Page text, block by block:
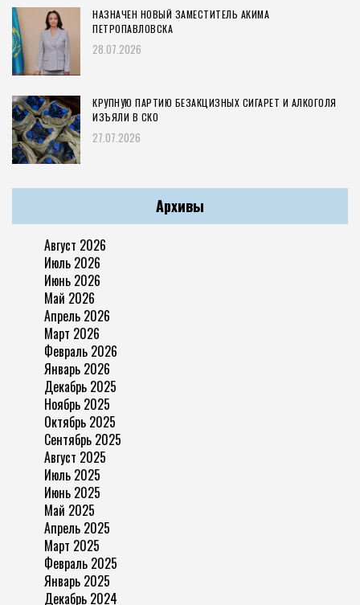
НАЗНАЧЕН НОВЫЙ ЗАМЕСТИТЕЛЬ АКИМА
ПЕТРОПАВЛОВСКА
28.07.2026
КРУПНУЮ ПАРТИЮ БЕЗАКЦИЗНЫХ СИГАРЕТ И АЛКОГОЛЯ
ИЗЪЯЛИ В СКО
27.07.2026
Архивы
Август 2026
Июль 2026
Июнь 2026
Май 2026
Апрель 2026
Март 2026
Февраль 2026
Январь 2026
Декабрь 2025
Ноябрь 2025
Октябрь 2025
Сентябрь 2025
Август 2025
Июль 2025
Июнь 2025
Май 2025
Апрель 2025
Март 2025
Февраль 2025
Январь 2025
Декабрь 2024